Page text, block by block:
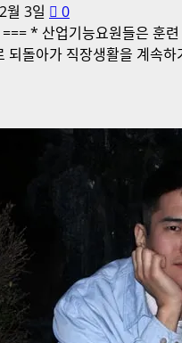
월 3일
0
* 산업기능요원들은 훈
되돌아가 직장생활을 계속하